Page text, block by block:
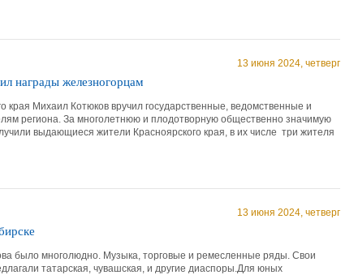
13 июня 2024, четверг
награды железногорцам
края Михаил Котюков вручил государственные, ведомственные и
региона. За многолетнюю и плодотворную общественно значимую
выдающиеся жители Красноярского края, в их числе три жителя
13 июня 2024, четверг
было многолюдно. Музыка, торговые и ремесленные ряды. Свои
татарская, чувашская, и другие диаспоры.Для юных